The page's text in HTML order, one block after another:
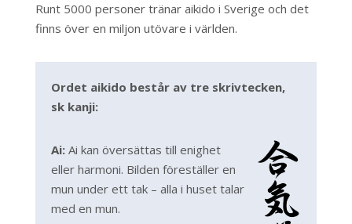
Runt 5000 personer tränar aikido i Sverige och det
finns över en miljon utövare i världen.
Ordet aikido består av tre skrivtecken,
sk kanji:
Ai: Ai kan översättas till enighet
eller harmoni. Bilden föreställer en
mun under ett tak – alla i huset talar
med en mun.